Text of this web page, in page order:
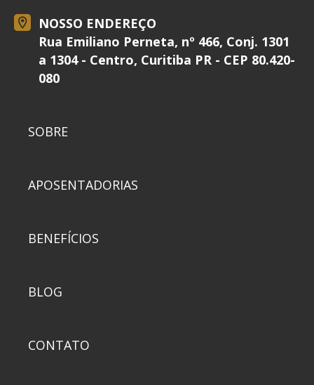
NOSSO ENDEREÇO
Rua Emiliano Perneta, nº 466, Conj. 1301
a 1304 - Centro, Curitiba PR - CEP 80.420-
080
SOBRE
APOSENTADORIAS
BENEFÍCIOS
BLOG
CONTATO